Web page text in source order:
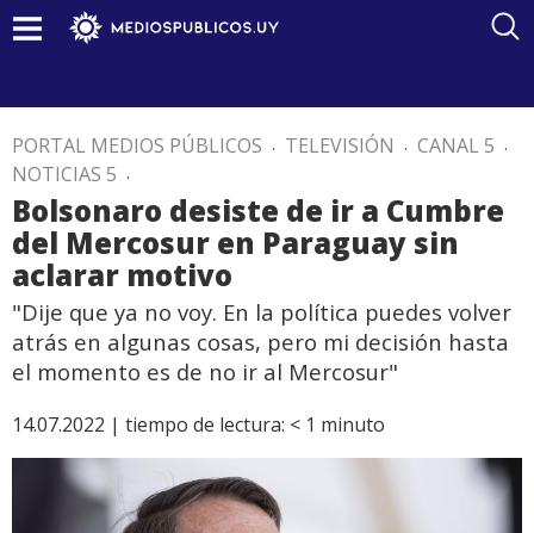
PORTAL MEDIOS PÚBLICOS . TELEVISIÓN . CANAL 5 .
NOTICIAS 5 .
Bolsonaro desiste de ir a Cumbre
del Mercosur en Paraguay sin
aclarar motivo
"Dije que ya no voy. En la política puedes volver
atrás en algunas cosas, pero mi decisión hasta
el momento es de no ir al Mercosur"
14.07.2022 | tiempo de lectura: < 1 minuto